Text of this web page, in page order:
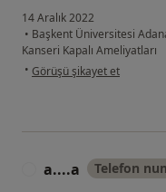
14 Aralık 2022
• Başkent Üniversitesi
Kanseri Kapalı Ameliyatları
• kullanıcının görüşüne göre
Görüşü şikayet et
a....a Telefon